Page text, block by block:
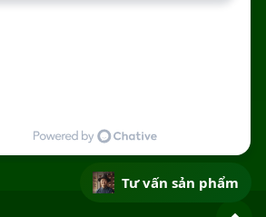
Tư vấn sản phẩm